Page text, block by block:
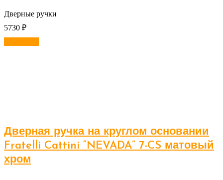
Дверные ручки
5730 ₽
Дверная ручка на круглом основании
Fratelli Cattini “NEVADA” 7-CS матовый
хром